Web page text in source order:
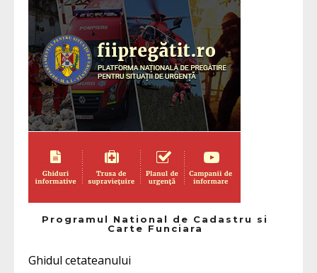
Programul National de Cadastru si
Carte Funciara
Ghidul cetateanului